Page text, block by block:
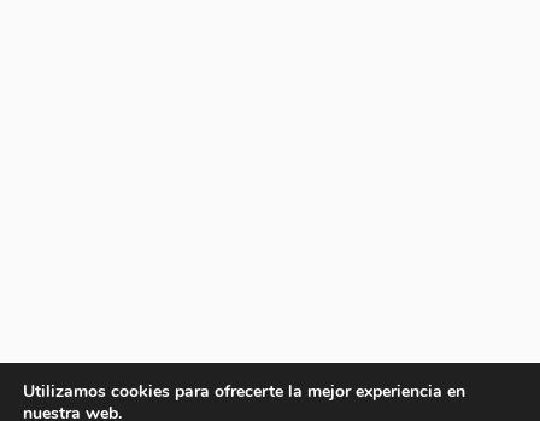
Utilizamos cookies para ofrecerte la mejor experiencia en
nuestra web.